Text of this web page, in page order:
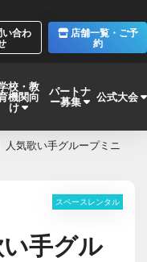
合わ
店舗一覧・ご予
約
校・教
機関向
け
パートナ
ー募集 公式大会
人気歌い手グループミニ
スペースレンタル
い手グル